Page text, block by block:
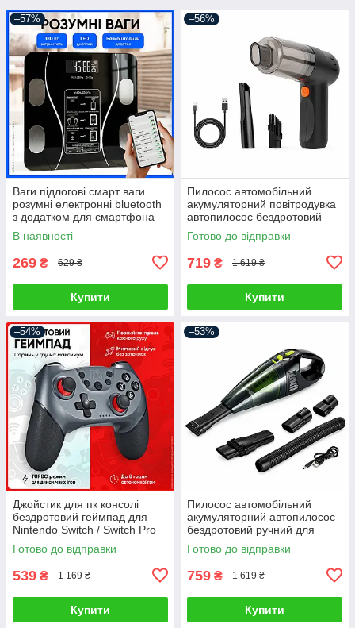
–57%
Ваги підлогові смарт ваги
розумні електронні bluetooth
з додатком для смартфона
для дому
В наявності
269 ₴ 629 ₴
Купити
–56%
Пилосос автомобільний
акумуляторний повітродувка
автопилосос бездротовий
портативний ручний для
сухого прибирання міні
Готово до відправки
719 ₴ 1 619 ₴
Купити
–54%
Джойстик для пк консолі
бездротовий геймпад для
Nintendo Switch / Switch Pro
Android Windows PC
контролер ігровий джойстік
Готово до відправки
539 ₴ 1 169 ₴
Купити
–53%
Пилосос автомобільний
акумуляторний автопилосос
бездротовий ручний для
сухого та вологого
прибирання міні
Готово до відправки
759 ₴ 1 619 ₴
Купити